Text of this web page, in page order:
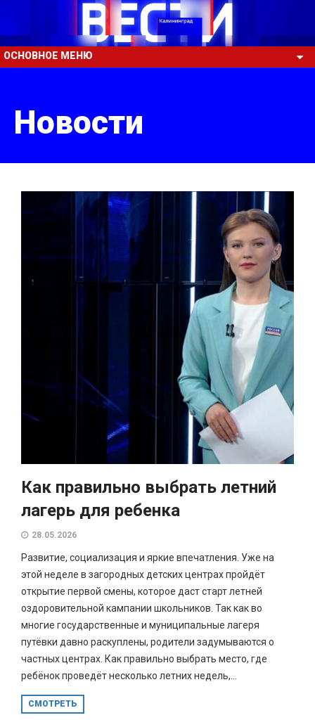
ОСНОВНОЕ МЕНЮ
Новости
Как правильно выбрать летний
лагерь для ребенка
28.05.2026
Развитие, социализация и яркие впечатления. Уже на
этой неделе в загородных детских центрах пройдёт
открытие первой смены, которое даст старт летней
оздоровительной кампании школьников. Так как во
многие государственные и муниципальные лагеря
путёвки давно раскуплены, родители задумываются о
частных центрах. Как правильно выбрать место, где
ребёнок проведёт несколько летних недель,...
СМОТРЕТЬ